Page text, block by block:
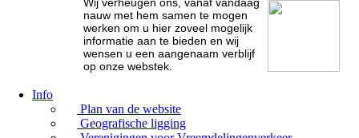
nauw met hem samen te mogen
werken om u hier zoveel mogelijk
informatie aan te bieden en wij
wensen u een aangenaam verblijf
op onze webstek.
Info
Plan van de website
Geografische ligging